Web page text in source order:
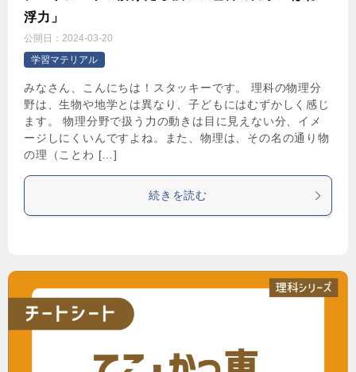
浮力」
公開日： 2024-03-20
学習マテリアル
みなさん、こんにちは！スタッキーです。 理科の物理分
野は、生物や地学とは異なり、子どもにはむずかしく感じ
ます。 物理分野で扱う力の動きは目に見えない分、イメ
ージしにくいんですよね。また、物理は、その名の通り物
の理（ことわ […]
続きを読む